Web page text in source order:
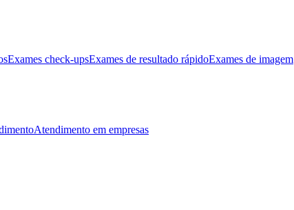
Exames check-upsExames de resultado rápidoExames de imagem
Atendimento em empresas